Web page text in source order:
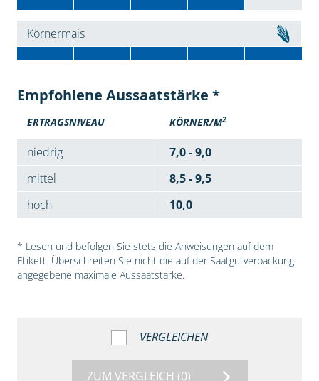
Körnermais
Empfohlene Aussaatstärke *
ERTRAGSNIVEAU KÖRNER/M2
niedrig
7,0 - 9,0
mittel
8,5 - 9,5
hoch
10,0
* Lesen und befolgen Sie stets die Anweisungen auf dem
Etikett. Überschreiten Sie nicht die auf der Saatgutverpackung
angegebene maximale Aussaatstärke.
VERGLEICHEN
ZUM VERGLEICH (0)